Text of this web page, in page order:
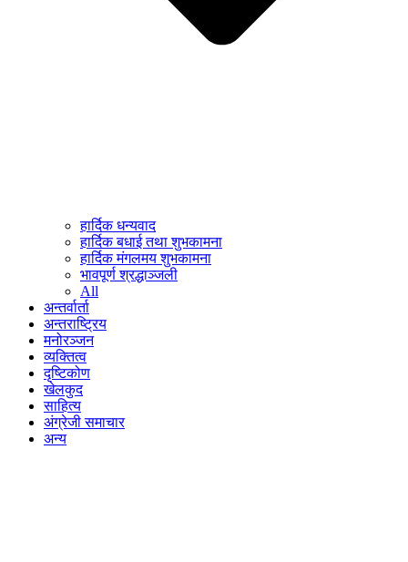
हार्दिक धन्यवाद
हार्दिक बधाई तथा शुभकामना
हार्दिक मंगलमय शुभकामना
भावपूर्ण श्रद्धाञ्जली
All
अन्तर्वार्ता
अन्तराष्ट्रिय
मनोरञ्जन
व्यक्तित्व
दृष्टिकोण
खेलकुद
साहित्य
अंग्रेजी समाचार
अन्य